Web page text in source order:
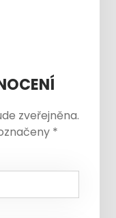
zveřejněna.
*